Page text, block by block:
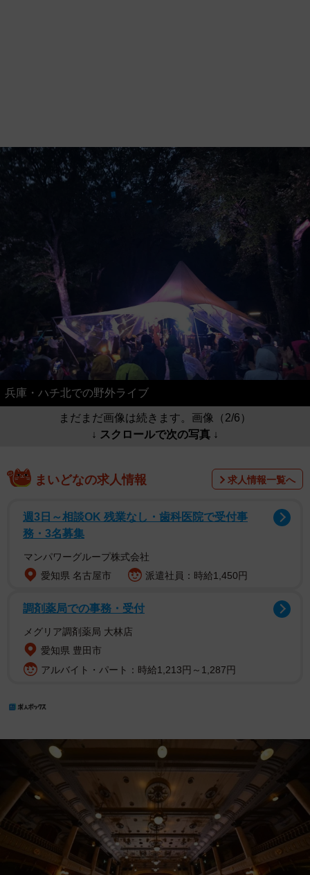
兵庫・ハチ北での野外ライブ
まだまだ画像は続きます。画像（2/6）
↓ スクロールで次の写真 ↓
まいどなの求人情報 求人情報一覧へ
週3日～相談OK 残業なし・歯科医院で受付事
務・3名募集
マンパワーグループ株式会社
愛知県 名古屋市
派遣社員：時給1,450円
調剤薬局での事務・受付
メグリア調剤薬局 大林店
愛知県 豊田市
アルバイト・パート：時給1,213円～1,287円